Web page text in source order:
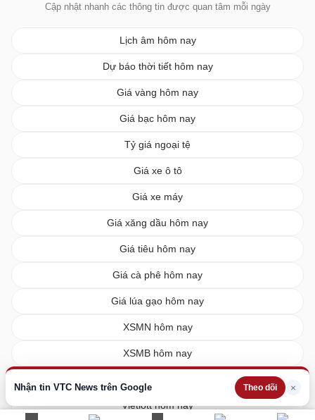
Nhận tin VTC News trên Google Theo dõi ×
Cập nhật nhanh các thông tin được quan tâm mỗi ngày
Lịch âm hôm nay
Dự báo thời tiết hôm nay
Giá vàng hôm nay
Giá bạc hôm nay
Tỷ giá ngoại tệ
Giá xe ô tô
Giá xe máy
Giá xăng dầu hôm nay
Giá tiêu hôm nay
Giá cà phê hôm nay
Giá lúa gạo hôm nay
XSMN hôm nay
XSMB hôm nay
Vietlott hôm nay